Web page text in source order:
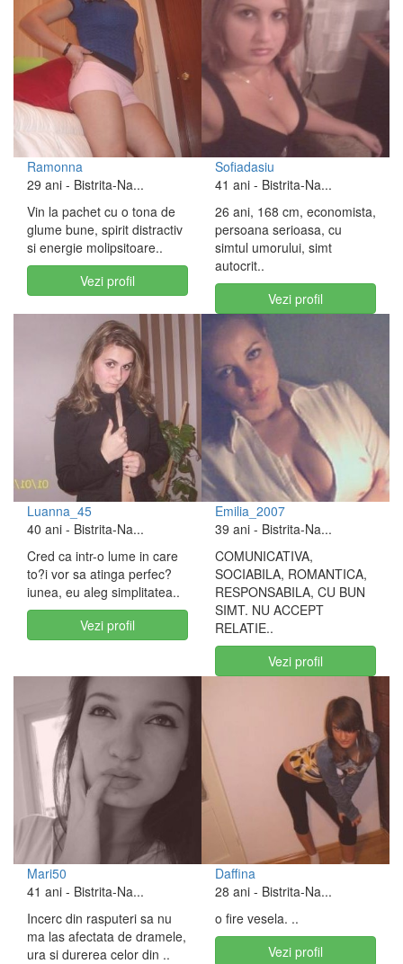
Ramonna
29 ani - Bistrita-Na...
Vin la pachet cu o tona de
glume bune, spirit distractiv
si energie molipsitoare..
Vezi profil
Sofiadasiu
41 ani - Bistrita-Na...
26 ani, 168 cm, economista,
persoana serioasa, cu
simtul umorului, simt
autocrit..
Vezi profil
Luanna_45
40 ani - Bistrita-Na...
Cred ca intr-o lume in care
to?i vor sa atinga perfec?
iunea, eu aleg simplitatea..
Vezi profil
Emilia_2007
39 ani - Bistrita-Na...
COMUNICATIVA,
SOCIABILA, ROMANTICA,
RESPONSABILA, CU BUN
SIMT. NU ACCEPT
RELATIE..
Vezi profil
Mari50
41 ani - Bistrita-Na...
Incerc din rasputeri sa nu
ma las afectata de dramele,
ura si durerea celor din ..
Daffina
28 ani - Bistrita-Na...
o fire vesela. ..
Vezi profil